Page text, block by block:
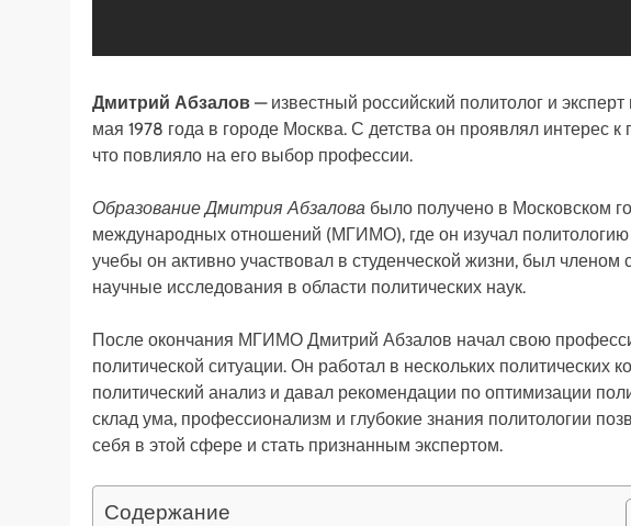
Дмитрий Абзалов — известный российский политолог и
мая 1978 года в городе Москва. С детства он проявлял интерес
что повлияло на его выбор профессии.
Образование Дмитрия Абзалова было получено в Московском
международных отношений (МГИМО), где он изучал
учебы он активно участвовал в студенческой жизни, был членом
научные исследования в области политических наук.
После окончания МГИМО Дмитрий Абзалов начал свою
политической ситуации. Он работал в нескольких политических
политический анализ и давал рекомендации по оптимизации
склад ума, профессионализм и глубокие знания политологии
себя в этой сфере и стать признанным экспертом.
Содержание